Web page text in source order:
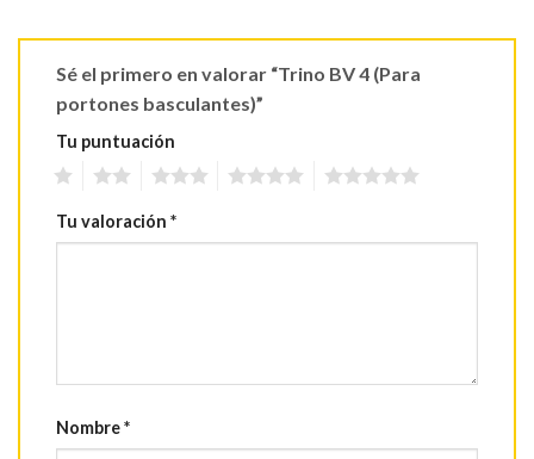
Sé el primero en valorar “Trino BV 4 (Para
portones basculantes)”
Tu puntuación
Tu valoración *
Nombre*